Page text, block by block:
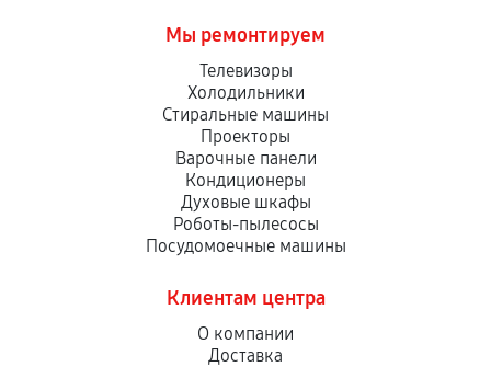
Мы ремонтируем
Телевизоры
Холодильники
Стиральные машины
Проекторы
Варочные панели
Кондиционеры
Духовые шкафы
Роботы-пылесосы
Посудомоечные машины
Клиентам центра
О компании
Доставка